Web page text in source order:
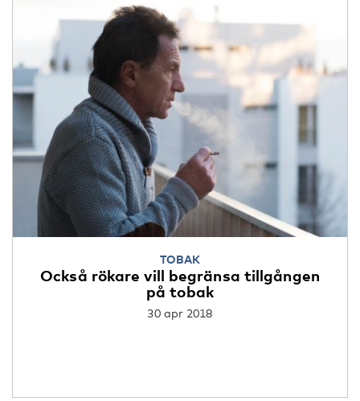
TOBAK
Också rökare vill begränsa tillgången
på tobak
30 apr 2018